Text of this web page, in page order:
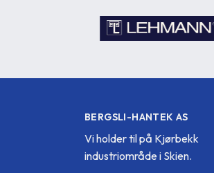
BERGSLI-HANTEK AS
Vi holder til på Kjørbekk
industriområde i Skien.